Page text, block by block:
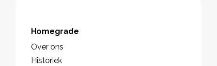
Homegrade
Over ons
Historiek